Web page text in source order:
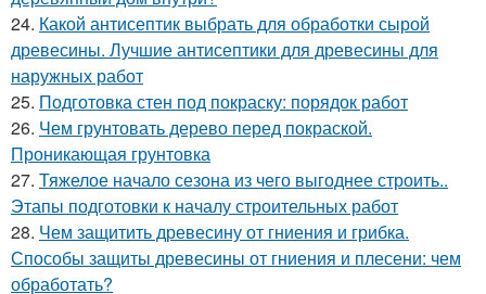
24. Какой антисептик выбрать для обработки сырой
древесины. Лучшие антисептики для древесины для
наружных работ
25. Подготовка стен под покраску: порядок работ
26. Чем грунтовать дерево перед покраской.
Проникающая грунтовка
27. Тяжелое начало сезона из чего выгоднее строить..
Этапы подготовки к началу строительных работ
28. Чем защитить древесину от гниения и грибка.
Способы защиты древесины от гниения и плесени: чем
обработать?